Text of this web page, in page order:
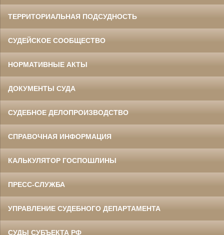
ТЕРРИТОРИАЛЬНАЯ ПОДСУДНОСТЬ
СУДЕЙСКОЕ СООБЩЕСТВО
НОРМАТИВНЫЕ АКТЫ
ДОКУМЕНТЫ СУДА
СУДЕБНОЕ ДЕЛОПРОИЗВОДСТВО
СПРАВОЧНАЯ ИНФОРМАЦИЯ
КАЛЬКУЛЯТОР ГОСПОШЛИНЫ
ПРЕСС-СЛУЖБА
УПРАВЛЕНИЕ СУДЕБНОГО ДЕПАРТАМЕНТА
СУДЫ СУБЪЕКТА РФ